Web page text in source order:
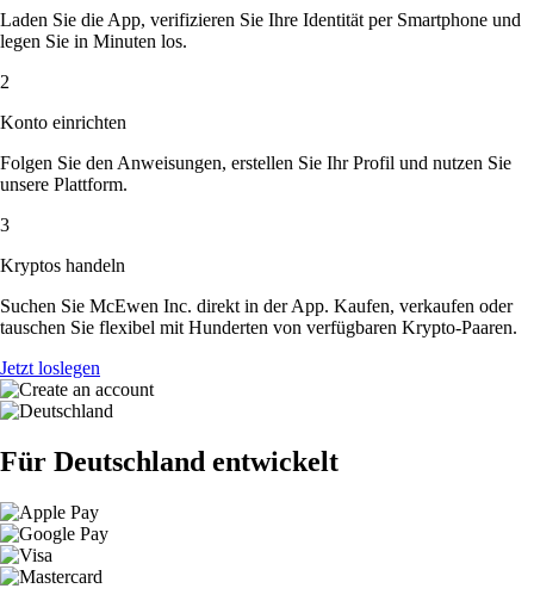
Laden Sie die App, verifizieren Sie Ihre Identität per Smartphone und
legen Sie in Minuten los.
2
Konto einrichten
Folgen Sie den Anweisungen, erstellen Sie Ihr Profil und nutzen Sie
unsere Plattform.
3
Kryptos handeln
Suchen Sie McEwen Inc. direkt in der App. Kaufen, verkaufen oder
tauschen Sie flexibel mit Hunderten von verfügbaren Krypto-Paaren.
Jetzt loslegen
Für Deutschland entwickelt